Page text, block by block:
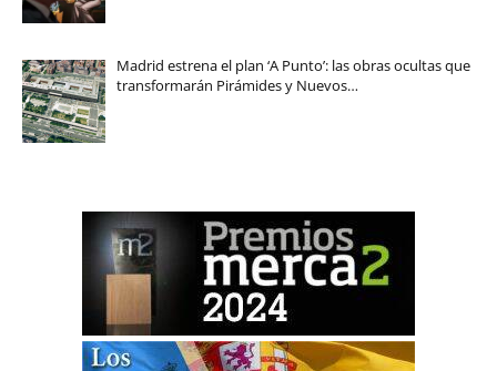
Madrid estrena el plan ‘A Punto’: las obras ocultas que
transformarán Pirámides y Nuevos…